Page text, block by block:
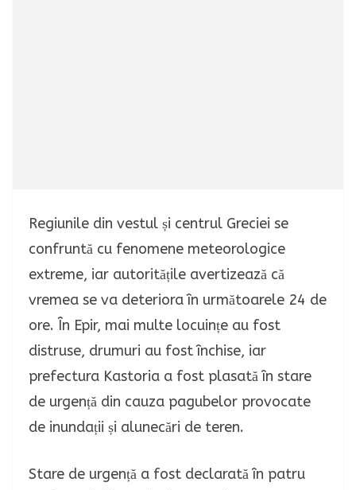
Regiunile din vestul și centrul Greciei se
confruntă cu fenomene meteorologice
extreme, iar autoritățile avertizează că
vremea se va deteriora în următoarele 24 de
ore. În Epir, mai multe locuințe au fost
distruse, drumuri au fost închise, iar
prefectura Kastoria a fost plasată în stare
de urgență din cauza pagubelor provocate
de inundații și alunecări de teren.
Stare de urgență a fost declarată în patru